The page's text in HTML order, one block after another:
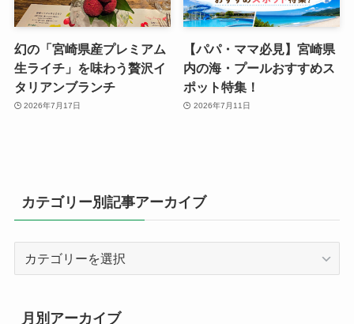
幻の「宮崎県産プレミアム
生ライチ」を味わう贅沢イ
タリアンブランチ
2026年7月17日
【パパ・ママ必見】宮崎県
内の海・プールおすすめス
ポット特集！
2026年7月11日
カテゴリー別記事アーカイブ
リ
月別アーカイブ